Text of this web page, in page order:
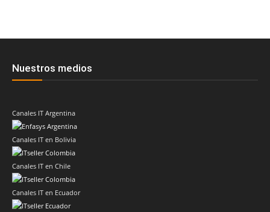
Nuestros medios
Canales IT Argentina
Canales IT en Bolivia
Canales IT en Chile
Canales IT en Ecuador